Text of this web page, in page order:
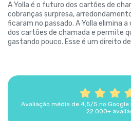
A Yolla é o futuro dos cartões de
cobranças surpresa,
ficaram no passado. A Yolla elimina
dos cartões de chamada e permite
gastando pouco. Esse é um direito
Avaliação média de 4,5/5 no Google
22.000+